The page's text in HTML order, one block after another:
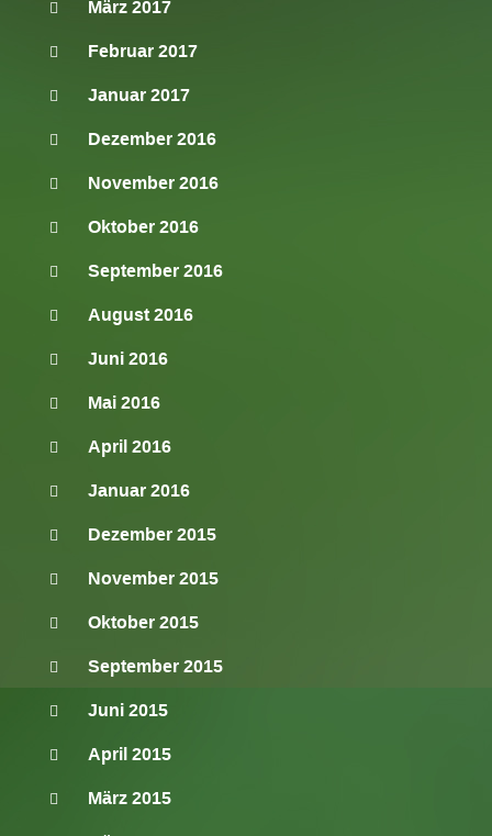
März 2017
Februar 2017
Januar 2017
Dezember 2016
November 2016
Oktober 2016
September 2016
August 2016
Juni 2016
Mai 2016
April 2016
Januar 2016
Dezember 2015
November 2015
Oktober 2015
September 2015
Juni 2015
April 2015
März 2015